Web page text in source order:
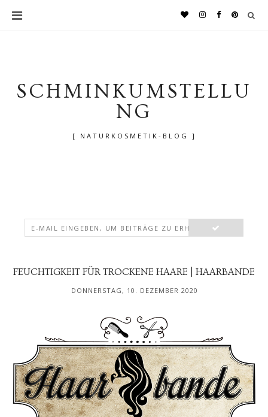
SCHMINKUMSTELLU
NG
[ NATURKOSMETIK-BLOG ]
FEUCHTIGKEIT FÜR TROCKENE HAARE | HAARBANDE
DONNERSTAG, 10. DEZEMBER 2020